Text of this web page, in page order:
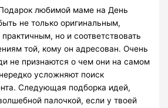
любимой маме на День
не только оригинальным,
но и соответствовать
той, кому он адресован. Очень
не признаются о чем они на самом
усложняют поиск
Следующая подборка идей,
палочкой, если у твоей